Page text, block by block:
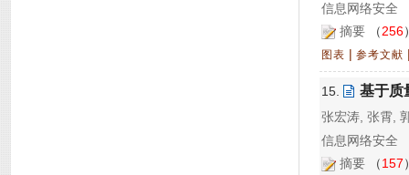
信息网络安全
摘要 （256
图表 | 参考文献
15. 基于质
张宏涛, 张霄,
信息网络安全
摘要 （157